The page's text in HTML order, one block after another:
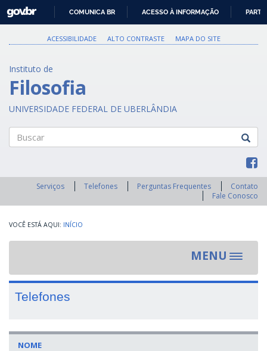
PARA
O
GOVBR
COMUNICA BR ACESSO À INFORMAÇÃO
ACESSIBILIDADE ALTO CONTRASTE MAPA DO SITE
Instituto de
Filosofia
UNIVERSIDADE FEDERAL DE UBERLÂNDIA
Serviços Telefones Perguntas Frequentes
Contato
Fale Conosco
INÍCIO
MENU
Toggle
Telefones
NOME